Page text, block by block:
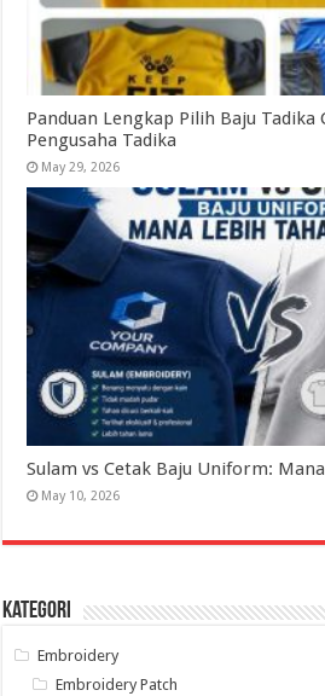
Panduan Lengkap Pilih Baju
Pengusaha Tadika
May 29, 2026
Sulam vs Cetak Baju Uniform:
May 10, 2026
Kategori
Embroidery
Embroidery Patch